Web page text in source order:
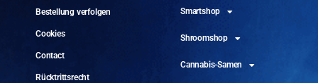
Bestellung verfolgen
Cookies
Contact
Rücktrittsrecht
Smartshop
Shroomshop
Cannabis-Samen